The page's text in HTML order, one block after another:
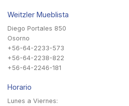
Weitzler Mueblista
Diego Portales 850
Osorno
+56-64-2233-573
+56-64-2238-822
+56-64-2246-181
Horario
Lunes a Viernes: